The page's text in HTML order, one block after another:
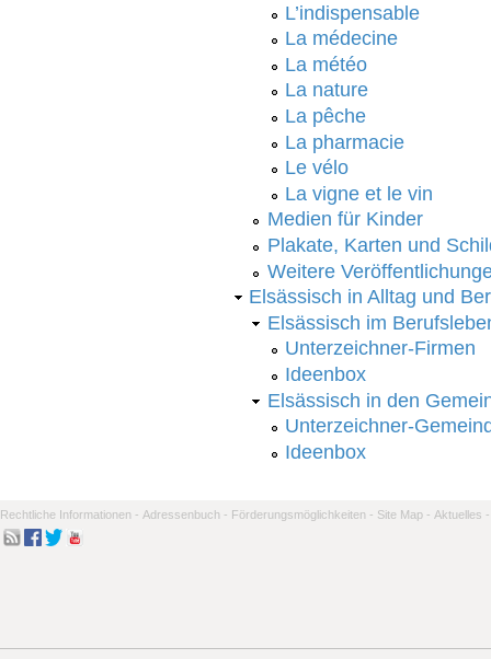
L’indispensable
La médecine
La météo
La nature
La pêche
La pharmacie
Le vélo
La vigne et le vin
Medien für Kinder
Plakate, Karten und
Weitere
Elsässisch in Alltag und
Elsässisch im
Unterzeichner-Firmen
Ideenbox
Elsässisch in den
Unterzeichner-
Ideenbox
Rechtliche Informationen - Adressenbuch - Förderungsmöglichkeiten - Site Map - Aktuelles -